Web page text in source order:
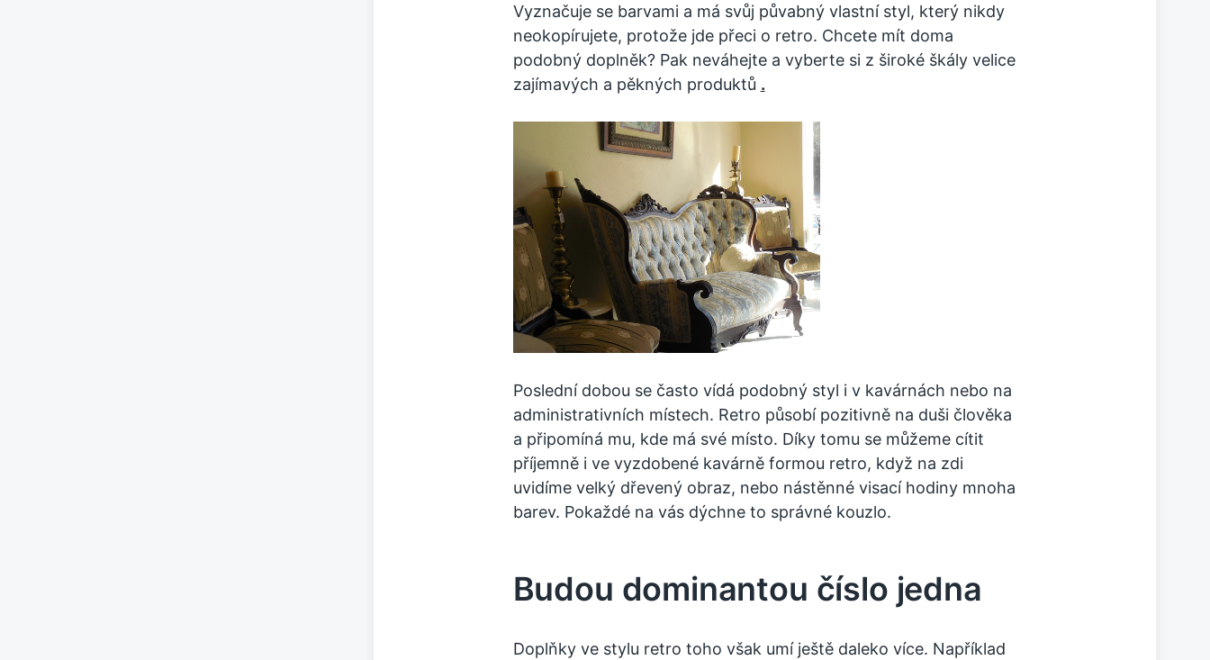
Vyznačuje se barvami a má svůj půvabný vlastní styl, který nikdy
neokopírujete, protože jde přeci o retro. Chcete mít doma
podobný doplněk? Pak neváhejte a vyberte si z široké škály velice
zajímavých a pěkných produktů .
Poslední dobou se často vídá podobný styl i v kavárnách nebo na
administrativních místech. Retro působí pozitivně na duši člověka
a připomíná mu, kde má své místo. Díky tomu se můžeme cítit
příjemně i ve vyzdobené kavárně formou retro, když na zdi
uvidíme velký dřevený obraz, nebo nástěnné visací hodiny mnoha
barev. Pokaždé na vás dýchne to správné kouzlo.
Budou dominantou číslo jedna
Doplňky ve stylu retro toho však umí ještě daleko více. Například